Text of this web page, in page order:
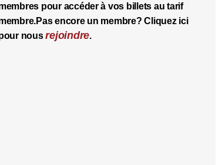
pour accéder à vos billets au tarif
Pas encore un membre? Cliquez ici
nousrejoindre.